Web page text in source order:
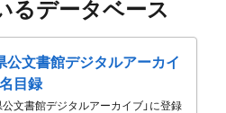
るデータベース
公文書館デジタルアーカイ
目録
公文書館デジタルアーカイブ」に登録